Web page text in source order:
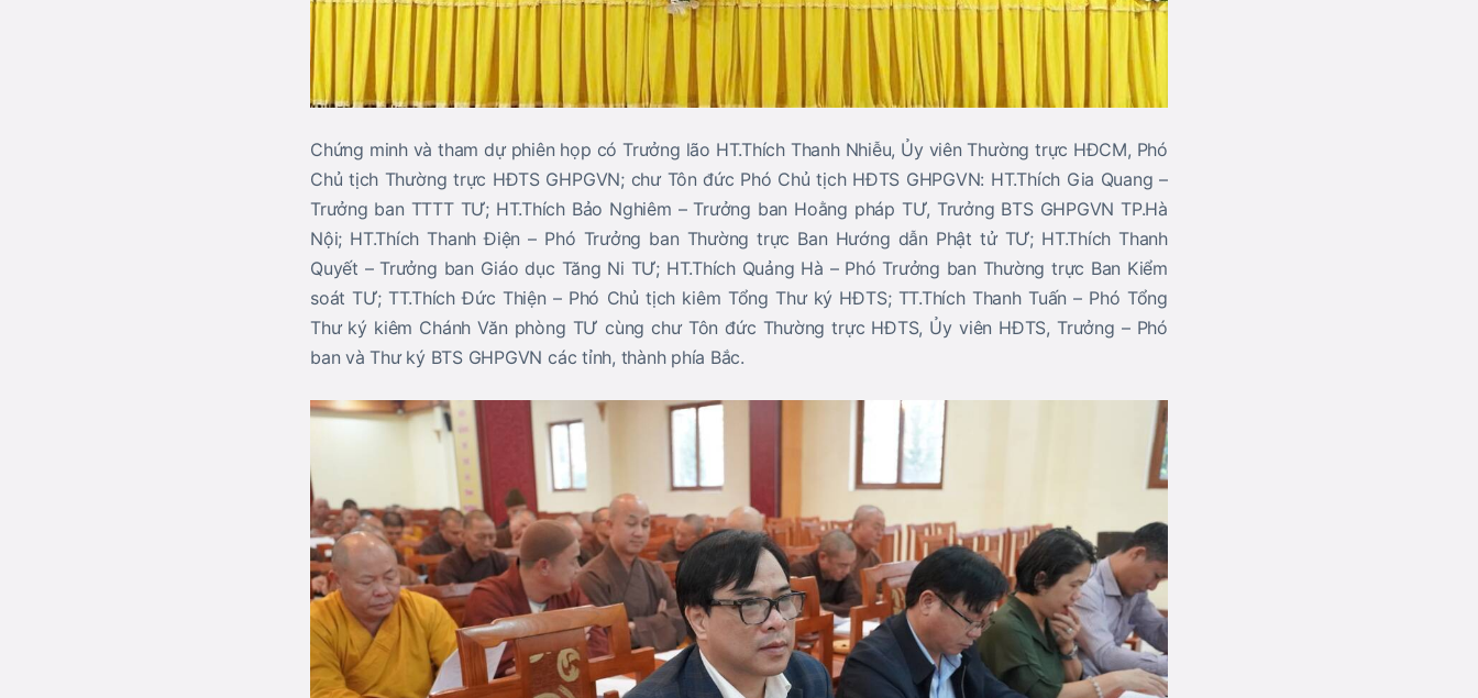
Chứng minh và tham dự phiên họp có Trưởng lão HT.Thích Thanh Nhiễu, Ủy viên Thường trực HĐCM, Phó
Chủ tịch Thường trực HĐTS GHPGVN; chư Tôn đức Phó Chủ tịch HĐTS GHPGVN: HT.Thích Gia Quang –
Trưởng ban TTTT TƯ; HT.Thích Bảo Nghiêm – Trưởng ban Hoằng pháp TƯ, Trưởng BTS GHPGVN TP.Hà
Nội; HT.Thích Thanh Điện – Phó Trưởng ban Thường trực Ban Hướng dẫn Phật tử TƯ; HT.Thích Thanh
Quyết – Trưởng ban Giáo dục Tăng Ni TƯ; HT.Thích Quảng Hà – Phó Trưởng ban Thường trực Ban Kiểm
soát TƯ; TT.Thích Đức Thiện – Phó Chủ tịch kiêm Tổng Thư ký HĐTS; TT.Thích Thanh Tuấn – Phó Tổng
Thư ký kiêm Chánh Văn phòng TƯ cùng chư Tôn đức Thường trực HĐTS, Ủy viên HĐTS, Trưởng – Phó
ban và Thư ký BTS GHPGVN các tỉnh, thành phía Bắc.